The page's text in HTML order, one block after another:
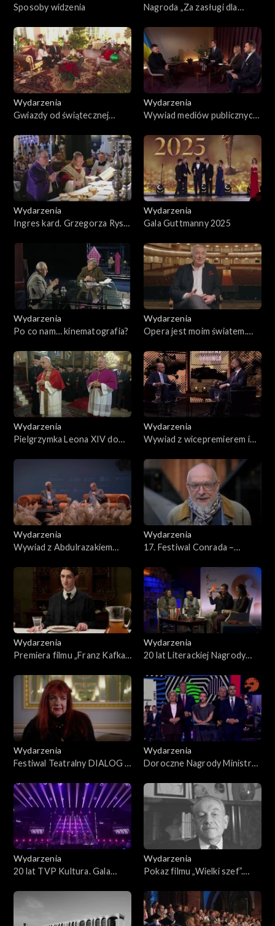
Sposoby widzenia
Nagroda „Za zasługi dla
granicami kraju” –
uroczystość wręczenia
nagród TVP Polonia
Wydarzenia
Gwiazdy od świątecznej
Wydarzenia
Wywiad mediów publicznych
Wołodymyrem Zełenskim
Wydarzenia
Ingres kard. Grzegorza Rysia
Wydarzenia
Gala Guttmanny 2025
Wydarzenia
Po co nam… kinematografia?
Wydarzenia
Opera jest moim światem.
Wydarzenia
Pielgrzymka Leona XIV do
Wydarzenia
Wywiad z wicepremierem i
Kosiniakiem-Kamyszem
Wydarzenia
Wywiad z Abdulrazakiem
Wydarzenia
17. Festiwal Conrada –
Wydarzenia
Premiera filmu „Franz Kafka”.
Wydarzenia
20 lat Literackiej Nagrody
Wydarzenia
Festiwal Teatralny DIALOG –
jest
Wydarzenia
Doroczne Nagrody Ministra
Narodowego 2025
Wydarzenia
20 lat TVP Kultura. Gala
Wydarzenia
Pokaz filmu „Wielki szef”.